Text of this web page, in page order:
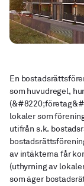
Kundportal
Ekonomisk
Ränteupphandling
Finanspolicies
Om oss
Nyheter
Kundservice
En
som huvudregel,
lokaler som
utifrån s.k.
av intäkterna får
(uthyrning av
som äger